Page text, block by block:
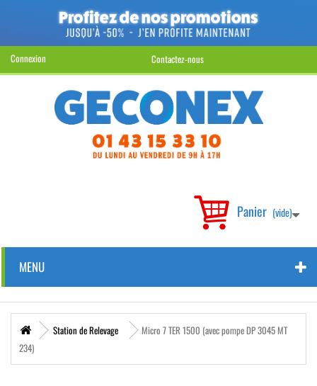
Connexion Contactez-nous
Panier (vide)
MENU
Station de Relevage
Micro 7 TER 1500 (avec pompe DP 3045 MT
234)